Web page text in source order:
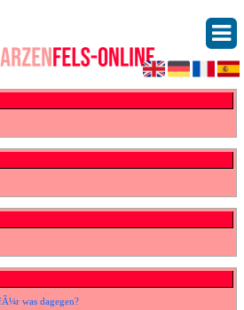
was dagegen?